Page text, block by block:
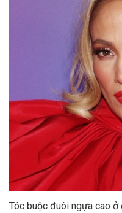
Tóc buộc đuôi ngựa cao